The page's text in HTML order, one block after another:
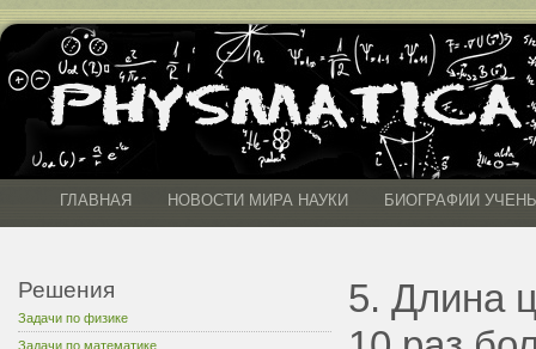
ГЛАВНАЯ НОВОСТИ МИРА НАУКИ БИОГРАФИИ
Решения
Задачи по физике
Задачи по математике
5. Длина